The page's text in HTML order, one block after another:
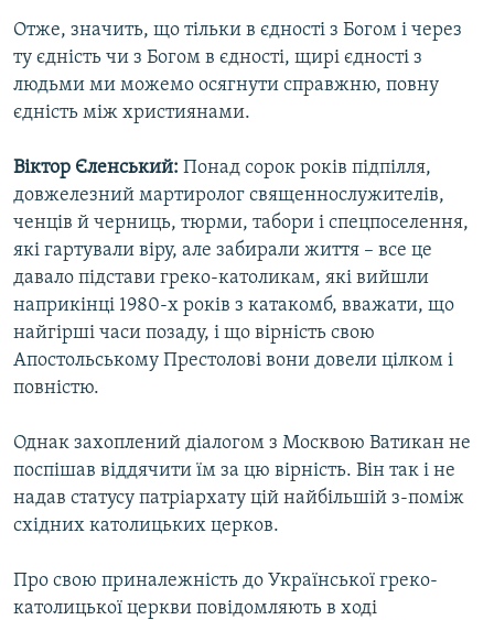
Отже, значить, що тільки в єдності з Богом і через
ту єдність чи з Богом в єдності, щирі єдності з
людьми ми можемо осягнути справжню, повну
єдність між християнами.
Віктор Єленський: Понад сорок років підпілля,
довжелезний мартиролог священнослужителів,
ченців й черниць, тюрми, табори і спецпоселення,
які гартували віру, але забирали життя – все це
давало підстави греко-католикам, які вийшли
наприкінці 1980-х років з катакомб, вважати, що
найгірші часи позаду, і що вірність свою
Апостольському Престолові вони довели цілком і
повністю.
Однак захоплений діалогом з Москвою Ватикан не
поспішав віддячити їм за цю вірність. Він так і не
надав статусу патріархату цій найбільшій з-поміж
східних католицьких церков.
Про свою приналежність до Української греко-
католицької церкви повідомляють в ході